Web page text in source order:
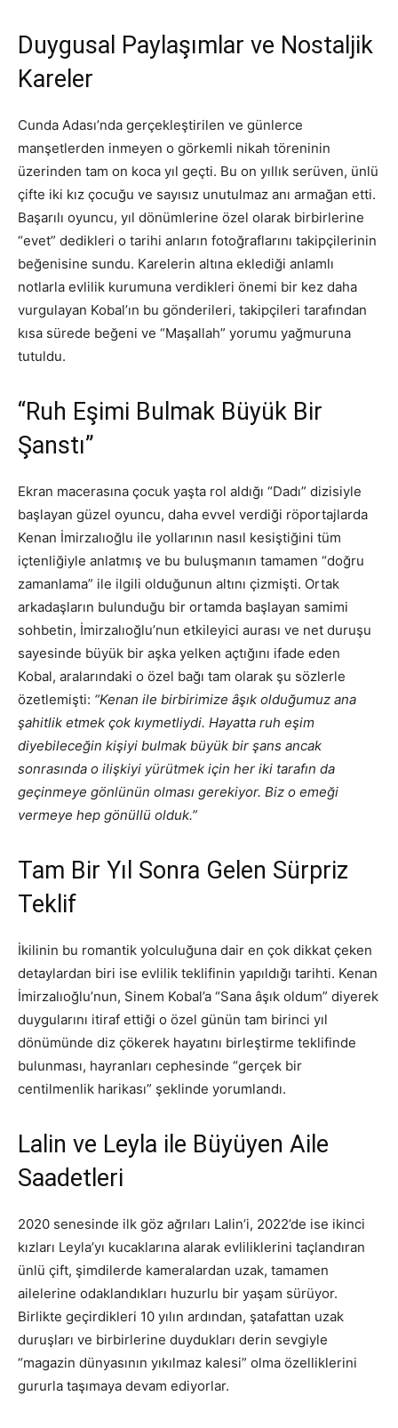
Duygusal Paylaşımlar ve Nostaljik
Kareler
Cunda Adası’nda gerçekleştirilen ve günlerce
manşetlerden inmeyen o görkemli nikah töreninin
üzerinden tam on koca yıl geçti. Bu on yıllık serüven, ünlü
çifte iki kız çocuğu ve sayısız unutulmaz anı armağan etti.
Başarılı oyuncu, yıl dönümlerine özel olarak birbirlerine
“evet” dedikleri o tarihi anların fotoğraflarını takipçilerinin
beğenisine sundu. Karelerin altına eklediği anlamlı
notlarla evlilik kurumuna verdikleri önemi bir kez daha
vurgulayan Kobal’ın bu gönderileri, takipçileri tarafından
kısa sürede beğeni ve “Maşallah” yorumu yağmuruna
tutuldu.
“Ruh Eşimi Bulmak Büyük Bir
Şanstı”
Ekran macerasına çocuk yaşta rol aldığı “Dadı” dizisiyle
başlayan güzel oyuncu, daha evvel verdiği röportajlarda
Kenan İmirzalıoğlu ile yollarının nasıl kesiştiğini tüm
içtenliğiyle anlatmış ve bu buluşmanın tamamen “doğru
zamanlama” ile ilgili olduğunun altını çizmişti. Ortak
arkadaşların bulunduğu bir ortamda başlayan samimi
sohbetin, İmirzalıoğlu’nun etkileyici aurası ve net duruşu
sayesinde büyük bir aşka yelken açtığını ifade eden
Kobal, aralarındaki o özel bağı tam olarak şu sözlerle
özetlemişti: “Kenan ile birbirimize âşık olduğumuz ana
şahitlik etmek çok kıymetliydi. Hayatta ruh eşim
diyebileceğin kişiyi bulmak büyük bir şans ancak
sonrasında o ilişkiyi yürütmek için her iki tarafın da
geçinmeye gönlünün olması gerekiyor. Biz o emeği
vermeye hep gönüllü olduk.”
Tam Bir Yıl Sonra Gelen Sürpriz
Teklif
İkilinin bu romantik yolculuğuna dair en çok dikkat çeken
detaylardan biri ise evlilik teklifinin yapıldığı tarihti. Kenan
İmirzalıoğlu’nun, Sinem Kobal’a “Sana âşık oldum” diyerek
duygularını itiraf ettiği o özel günün tam birinci yıl
dönümünde diz çökerek hayatını birleştirme teklifinde
bulunması, hayranları cephesinde “gerçek bir
centilmenlik harikası” şeklinde yorumlandı.
Lalin ve Leyla ile Büyüyen Aile
Saadetleri
2020 senesinde ilk göz ağrıları Lalin’i, 2022’de ise ikinci
kızları Leyla’yı kucaklarına alarak evliliklerini taçlandıran
ünlü çift, şimdilerde kameralardan uzak, tamamen
ailelerine odaklandıkları huzurlu bir yaşam sürüyor.
Birlikte geçirdikleri 10 yılın ardından, şatafattan uzak
duruşları ve birbirlerine duydukları derin sevgiyle
“magazin dünyasının yıkılmaz kalesi” olma özelliklerini
gururla taşımaya devam ediyorlar.